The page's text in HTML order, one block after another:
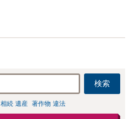
検索
相続 遺産 著作物 違法